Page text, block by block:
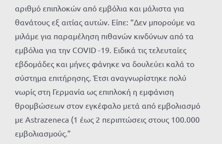
αριθμό επιπλοκών από εμβόλια και μάλιστα για
θανάτους εξ αιτίας αυτών. Είπε: “Δεν μπορούμε να
μιλάμε για παραμέληση πιθανών κινδύνων από τα
εμβόλια για την COVID -19. Ειδικά τις τελευταίες
εβδομάδες και μήνες φάνηκε να δουλεύει καλά το
σύστημα επιτήρησης. Έτσι αναγνωρίστηκε πολύ
νωρίς στη Γερμανία ως επιπλοκή η εμφάνιση
θρομβώσεων στον εγκέφαλο μετά από εμβολιασμό
με Astrazeneca (1 έως 2 περιπτώσεις στους 100.000
εμβολιασμούς.”